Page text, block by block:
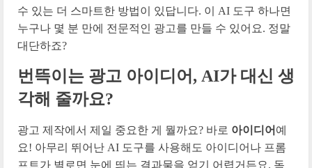
수 있는 더 스마트한 방법이 있답니다. 이 AI 도구 하나면
누구나 몇 분 만에 전문적인 광고를 만들 수 있어요. 정말
대단하죠?
번뜩이는 광고 아이디어, AI가 대신 생
각해 줄까요?
광고 제작에서 제일 중요한 게 뭘까요? 바로 아이디어 예
요! 아무리 뛰어난 AI 도구를 사용해도 아이디어나 프롬
프트가 별로면 눈에 띄는 결과물을 얻기 어렵거든요. 독